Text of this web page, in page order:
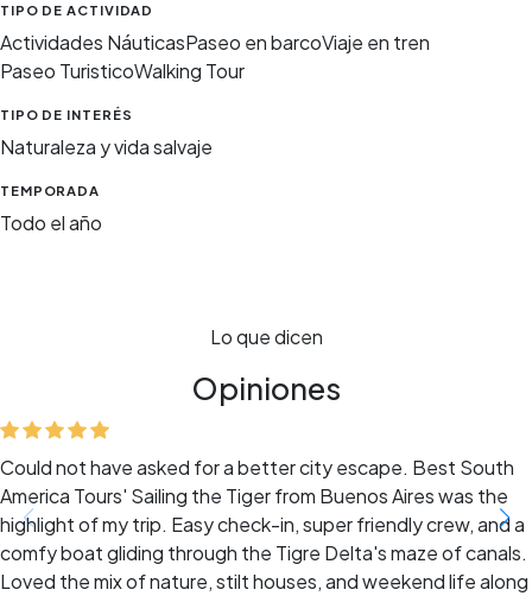
TIPO DE ACTIVIDAD
Actividades NáuticasPaseo en barcoViaje en tren
Paseo TuristicoWalking Tour
TIPO DE INTERÉS
Naturaleza y vida salvaje
TEMPORADA
Todo el año
Lo que dicen
Opiniones
Could not have asked for a better city escape. Best South
America Tours' Sailing the Tiger from Buenos Aires was the
highlight of my trip. Easy check-in, super friendly crew, and a
comfy boat gliding through the Tigre Delta's maze of canals.
Loved the mix of nature, stilt houses, and weekend life along